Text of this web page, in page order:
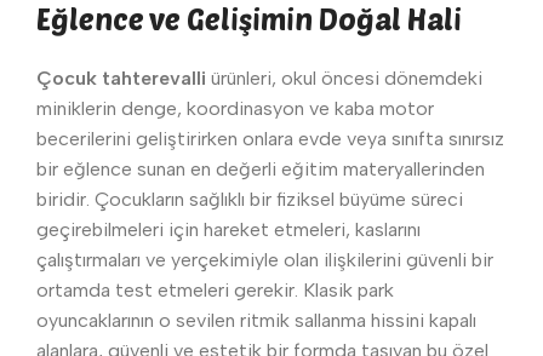
Eğlence ve Gelişimin Doğal Hali
Çocuk tahterevalli ürünleri, okul öncesi dönemdeki
miniklerin denge, koordinasyon ve kaba motor
becerilerini geliştirirken onlara evde veya sınıfta sınırsız
bir eğlence sunan en değerli eğitim materyallerinden
biridir. Çocukların sağlıklı bir fiziksel büyüme süreci
geçirebilmeleri için hareket etmeleri, kaslarını
çalıştırmaları ve yerçekimiyle olan ilişkilerini güvenli bir
ortamda test etmeleri gerekir. Klasik park
oyuncaklarının o sevilen ritmik sallanma hissini kapalı
alanlara, güvenli ve estetik bir formda taşıyan bu özel